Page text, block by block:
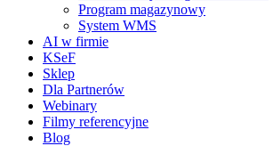
Program magazynowy
System WMS
AI w firmie
KSeF
Sklep
Dla Partnerów
Webinary
Filmy referencyjne
Blog